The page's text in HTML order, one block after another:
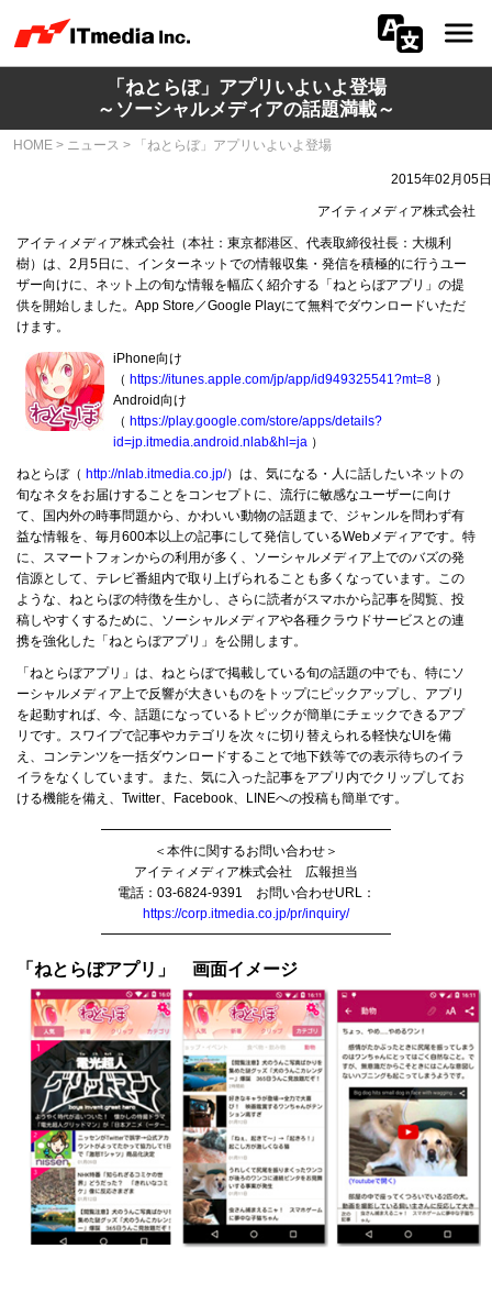
ニュース
サステナビリティ
プライバシー
採用
メディア一覧
広告サービス
「ねとらぼ」アプリいよいよ登場
～ソーシャルメディアの話題満載～
HOME > ニュース > 「ねとらぼ」アプリいよいよ登場
2015年02月05日
アイティメディア株式会社
アイティメディア株式会社（本社：東京都港区、代表取締役社長：大槻利
樹）は、2月5日に、インターネットでの情報収集・発信を積極的に行うユー
ザー向けに、ネット上の旬な情報を幅広く紹介する「ねとらぼアプリ」の提
供を開始しました。App Store／Google Playにて無料でダウンロードいただ
けます。
iPhone向け
（ https://itunes.apple.com/jp/app/id949325541?mt=8 ）
Android向け
（ https://play.google.com/store/apps/details?
id=jp.itmedia.android.nlab&hl=ja ）
ねとらぼ（ http://nlab.itmedia.co.jp/）は、気になる・人に話したいネットの
旬なネタをお届けすることをコンセプトに、流行に敏感なユーザーに向け
て、国内外の時事問題から、かわいい動物の話題まで、ジャンルを問わず有
益な情報を、毎月600本以上の記事にして発信しているWebメディアです。特
に、スマートフォンからの利用が多く、ソーシャルメディア上でのバズの発
信源として、テレビ番組内で取り上げられることも多くなっています。この
ような、ねとらぼの特徴を生かし、さらに読者がスマホから記事を閲覧、投
稿しやすくするために、ソーシャルメディアや各種クラウドサービスとの連
携を強化した「ねとらぼアプリ」を公開します。
「ねとらぼアプリ」は、ねとらぼで掲載している旬の話題の中でも、特にソ
ーシャルメディア上で反響が大きいものをトップにピックアップし、アプリ
を起動すれば、今、話題になっているトピックが簡単にチェックできるアプ
リです。スワイプで記事やカテゴリを次々に切り替えられる軽快なUIを備
え、コンテンツを一括ダウンロードすることで地下鉄等での表示待ちのイラ
イラをなくしています。また、気に入った記事をアプリ内でクリップしてお
ける機能を備え、Twitter、Facebook、LINEへの投稿も簡単です。
━━━━━━━━━━━━━━━━━━━━━━
＜本件に関するお問い合わせ＞
アイティメディア株式会社 広報担当
電話：03-6824-9391 お問い合わせURL：
https://corp.itmedia.co.jp/pr/inquiry/
━━━━━━━━━━━━━━━━━━━━━━
「ねとらぼアプリ」 画面イメージ